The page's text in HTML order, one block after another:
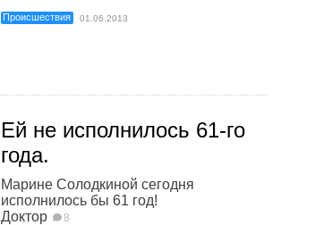
Происшествия 01.06.2013
Ей не исполнилось 61-го
года.
Марине Солодкиной сегодня
исполнилось бы 61 год!
Доктор
8